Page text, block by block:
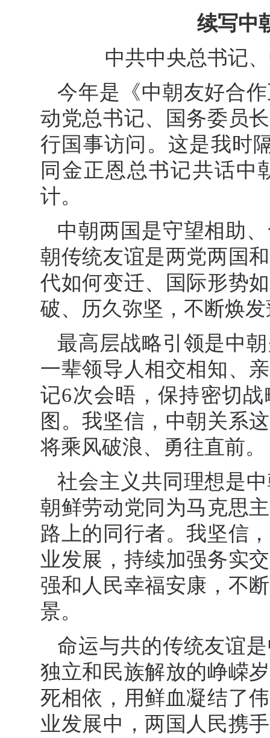
续写中
中共中央总书记
今年是《中朝友好合
动党总书记、国务委员
行国事访问。这是我时
同金正恩总书记共话中
计。
中朝两国是守望相助
朝传统友谊是两党两国
代如何变迁、国际形势
破、历久弥坚，不断焕
最高层战略引领是中
一辈领导人相交相知、
记6次会晤，保持密切
图。我坚信，中朝关系
将乘风破浪、勇往直前。
社会主义共同理想是
朝鲜劳动党同为马克思
路上的同行者。我坚信
业发展，持续加强务实
强和人民幸福安康，不
景。
命运与共的传统友谊
独立和民族解放的峥嵘
死相依，用鲜血凝结了
业发展中，两国人民携